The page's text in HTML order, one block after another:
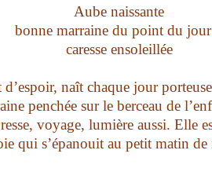
Aube naissante
bonne marraine du point du
caresse ensoleillée
d’espoir, naît chaque jour
penchée sur le berceau de
voyage, lumière aussi. Elle
qui s’épanouit au petit matin de